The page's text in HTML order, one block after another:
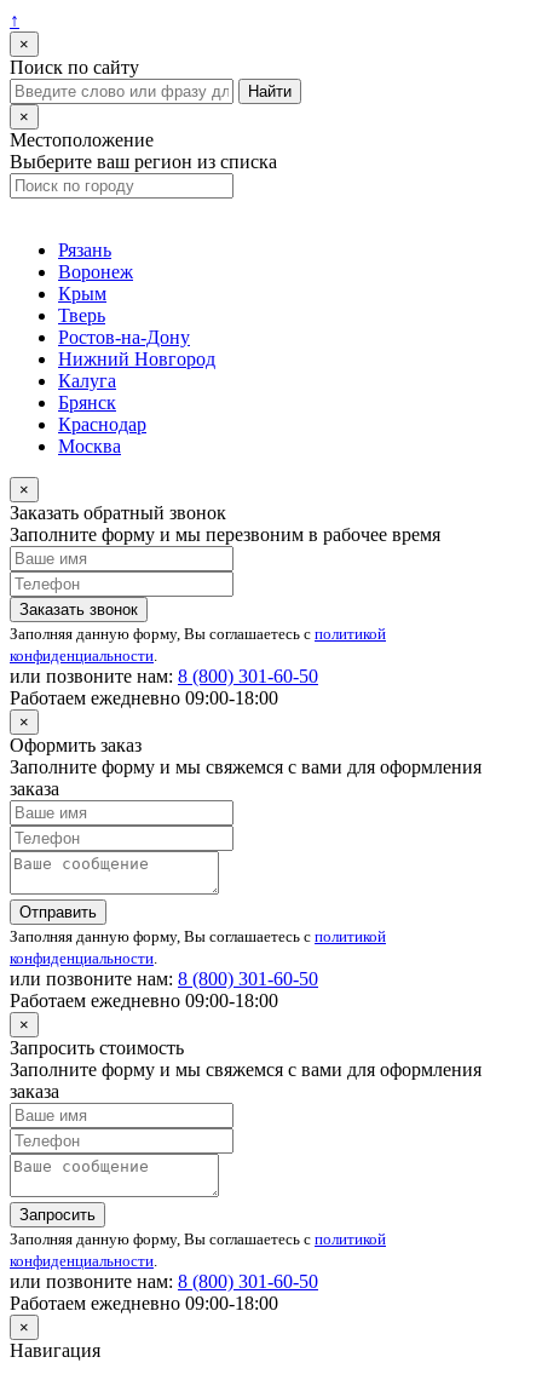
↑
×
Поиск по сайту
×
Местоположение
Выберите ваш регион из списка
Рязань
Воронеж
Крым
Тверь
Ростов-на-Дону
Нижний Новгород
Калуга
Брянск
Краснодар
Москва
×
Заказать обратный звонок
Заполните форму и мы перезвоним в рабочее время
Заказать звонок
Заполняя данную форму, Вы соглашаетесь с политикой
конфиденциальности.
или позвоните нам: 8 (800) 301-60-50
Работаем ежедневно 09:00-18:00
×
Оформить заказ
Заполните форму и мы свяжемся с вами для оформления
заказа
Отправить
Заполняя данную форму, Вы соглашаетесь с политикой
конфиденциальности.
или позвоните нам: 8 (800) 301-60-50
Работаем ежедневно 09:00-18:00
×
Запросить стоимость
Заполните форму и мы свяжемся с вами для оформления
заказа
Запросить
Заполняя данную форму, Вы соглашаетесь с политикой
конфиденциальности.
или позвоните нам: 8 (800) 301-60-50
Работаем ежедневно 09:00-18:00
×
Навигация